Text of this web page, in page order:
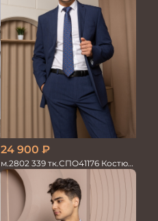
24 900 ₽
м.2802 339 тк.СПО41176 Костюм
мужской